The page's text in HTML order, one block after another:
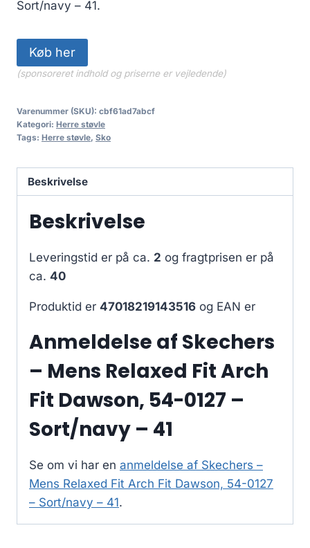
Sort/navy – 41.
Køb her
(sponsoreret indhold og priserne er vejledende)
Varenummer (SKU): cbf61ad7abcf
Kategori: Herre støvle
Tags: Herre støvle, Sko
Beskrivelse
Beskrivelse
Leveringstid er på ca. 2 og fragtprisen er på
ca. 40
Produktid er 47018219143516 og EAN er
Anmeldelse af Skechers
– Mens Relaxed Fit Arch
Fit Dawson, 54-0127 –
Sort/navy – 41
Se om vi har en anmeldelse af Skechers –
Mens Relaxed Fit Arch Fit Dawson, 54-0127
– Sort/navy – 41.